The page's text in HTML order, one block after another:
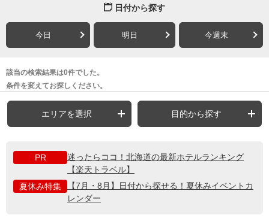
日付から探す
今日 明日 今週末
該当の検索結果は0件でした。
条件を変えてお探しください。
エリアを選択 目的から探す
PR
迷ったらココ！北海道の最新ホテルランキング
【楽天トラベル】
夏休み特集
【7月・8月】日付から探せる！夏休みイベントカ
レンダー